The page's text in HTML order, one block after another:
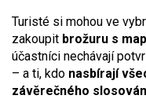
Turisté si mohou ve
zakoupit brožuru s
účastníci nechávají
– a ti, kdo nasbírají
závěrečného